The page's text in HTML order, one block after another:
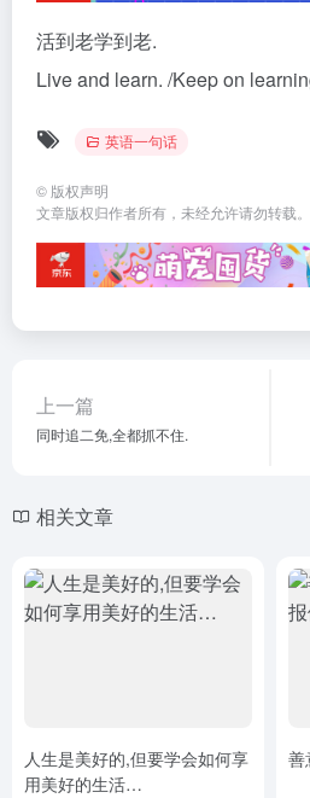
活到老学到老.
Live and learn. /Keep on
英语一句话
© 版权声明
文章版权归作者所有，未经允许请勿转载。
上一篇
同时追二免,全都抓不住.
相关文章
人生是美好的,但要学会如何享
用美好的生活…
善